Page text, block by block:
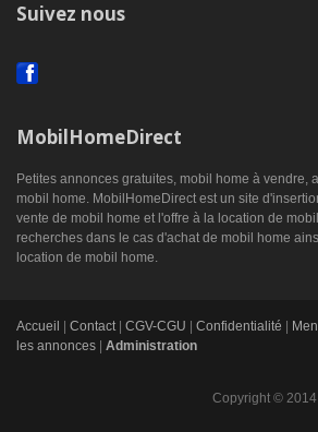
Suivez nous
MobilHomeDirect
Petites annonces gratuites, mobil home à vendre,
mobil home. MobilHomeDirect est un site
vente de mobil home et l'offre à la location de
recherches dans le cas d'achat de mobil home
location de mobil home.
Accueil Contact| CGV-CGU Confidentialité
les annonces
Administration
Copyright ©